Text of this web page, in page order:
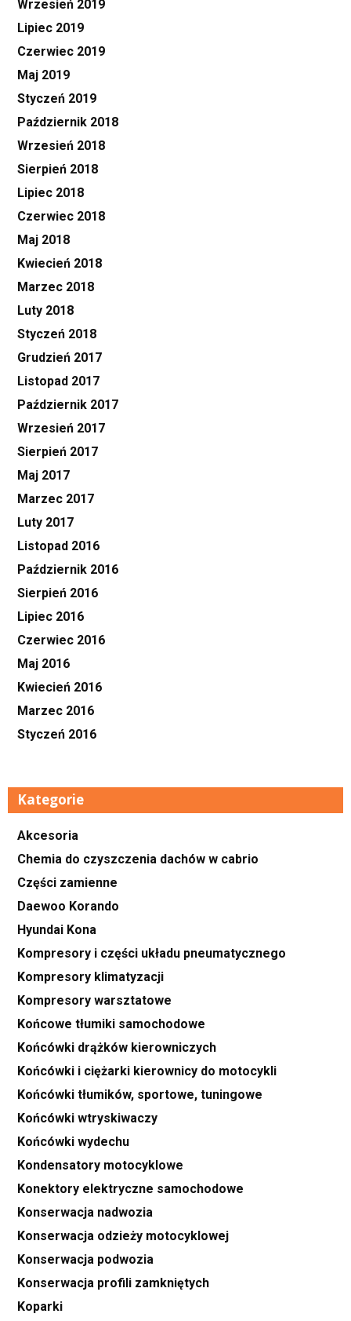
Wrzesień 2019
Lipiec 2019
Czerwiec 2019
Maj 2019
Styczeń 2019
Październik 2018
Wrzesień 2018
Sierpień 2018
Lipiec 2018
Czerwiec 2018
Maj 2018
Kwiecień 2018
Marzec 2018
Luty 2018
Styczeń 2018
Grudzień 2017
Listopad 2017
Październik 2017
Wrzesień 2017
Sierpień 2017
Maj 2017
Marzec 2017
Luty 2017
Listopad 2016
Październik 2016
Sierpień 2016
Lipiec 2016
Czerwiec 2016
Maj 2016
Kwiecień 2016
Marzec 2016
Styczeń 2016
Kategorie
Akcesoria
Chemia do czyszczenia dachów w cabrio
Części zamienne
Daewoo Korando
Hyundai Kona
Kompresory i części układu pneumatycznego
Kompresory klimatyzacji
Kompresory warsztatowe
Końcowe tłumiki samochodowe
Końcówki drążków kierowniczych
Końcówki i ciężarki kierownicy do motocykli
Końcówki tłumików, sportowe, tuningowe
Końcówki wtryskiwaczy
Końcówki wydechu
Kondensatory motocyklowe
Konektory elektryczne samochodowe
Konserwacja nadwozia
Konserwacja odzieży motocyklowej
Konserwacja podwozia
Konserwacja profili zamkniętych
Koparki